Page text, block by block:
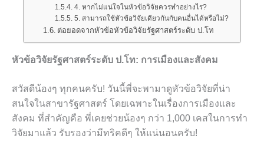
4. หากไม่แน่ใจในหัวข้อวิจัยควรทำอย่างไร?
5. สามารถใช้หัวข้อวิจัยเดียวกันกับคนอื่นได้หรือไม่?
ต่อยอดจากหัวข้อหัวข้อวิจัยรัฐศาสตร์ระดับ ป.โท
หัวข้อวิจัยรัฐศาสตร์ระดับ ป.โท: การเมืองและสังคม
สวัสดีน้องๆ ทุกคนครับ! วันนี้พี่จะพามาดูหัวข้อวิจัยที่น่า
สนใจในสาขารัฐศาสตร์ โดยเฉพาะในเรื่องการเมืองและ
สังคม ที่สำคัญคือ พี่เคยช่วยน้องๆ กว่า 1,000 เคสในการทำ
วิจัยมาแล้ว รับรองว่ามีทริคดีๆ ให้แน่นอนครับ!